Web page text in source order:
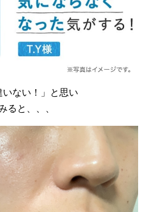
いない！」と思い
ると、、、